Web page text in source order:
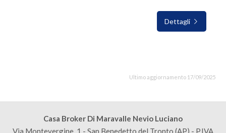
Dettagli
Ultimo aggiornamento 17/09/2025
Casa Broker Di Maravalle Nevio Luciano
Via Montevergine, 1 - San Benedetto del Tronto (AP) - P.IVA